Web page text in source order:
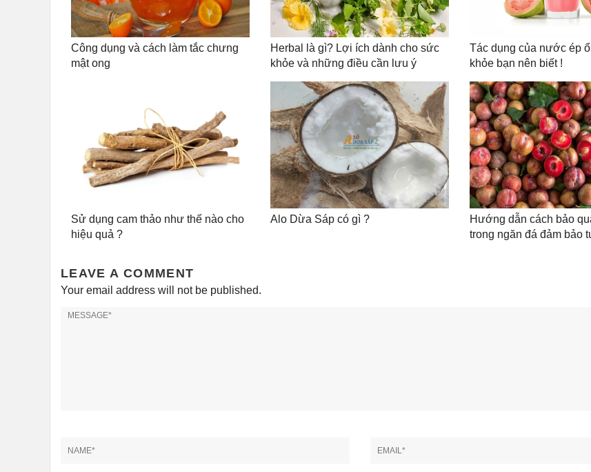
Công dụng và cách làm tắc chưng
mật ong
Herbal là gì? Lợi ích dành cho sức
khỏe và những điều cần lưu ý
Tác dụng của nước ép
khỏe bạn nên biết !
Sử dụng cam thảo như thế nào cho
hiệu quả ?
Alo Dừa Sáp có gì ?
Hướng dẫn cách bảo
trong ngăn đá đảm bảo
LEAVE A COMMENT
Your email address will not be published.